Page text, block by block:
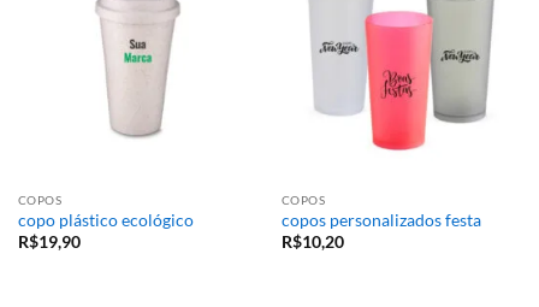
COPOS
copo plástico ecológico
R$19,90
COPOS
copos personalizados festa
R$10,20